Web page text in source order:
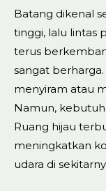
Batang dikenal
tinggi, lalu lintas
terus
sangat
menyiram atau
Namun,
Ruang hijau
meningkatkan
udara di